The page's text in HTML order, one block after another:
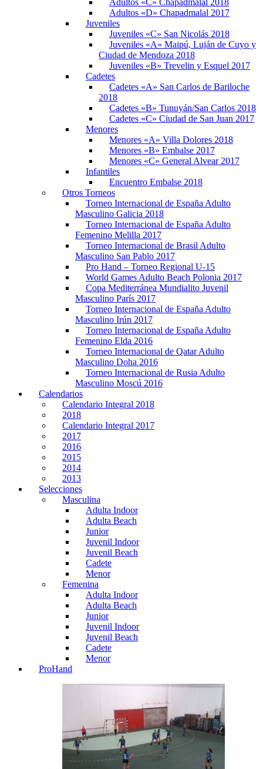
Adultos «D» Chapadmalal 2017
Juveniles
Juveniles «C» San Nicolás 2018
Juveniles «A» Maipú, Luján de Cuyo y
Ciudad de Mendoza 2018
Juveniles «B» Trevelin y Esquel 2017
Cadetes
Cadetes «A» San Carlos de Bariloche
2018
Cadetes «B» Tunuyán/San Carlos 2018
Cadetes «C» Ciudad de San Juan 2017
Menores
Menores «A» Villa Dolores 2018
Menores «B» Embalse 2017
Menores «C» General Alvear 2017
Infantiles
Encuentro Embalse 2018
Otros Torneos
Torneo Internacional de España Adulto
Masculino Galicia 2018
Torneo Internacional de España Adulto
Femenino Melilla 2017
Torneo Internacional de Brasil Adulto
Masculino San Pablo 2017
Pro Hand – Torneo Regional U-15
World Games Adulto Beach Polonia 2017
Copa Mediterránea Mundialito Juvenil
Masculino París 2017
Torneo Internacional de España Adulto
Masculino Irún 2017
Torneo Internacional de España Adulto
Femenino Elda 2016
Torneo Internacional de Qatar Adulto
Masculino Doha 2016
Torneo Internacional de Rusia Adulto
Masculino Moscú 2016
Calendarios
Calendario Integral 2018
2018
Calendario Integral 2017
2017
2016
2015
2014
2013
Selecciones
Masculina
Adulta Indoor
Adulta Beach
Junior
Juvenil Indoor
Juvenil Beach
Cadete
Menor
Femenina
Adulta Indoor
Adulta Beach
Junior
Juvenil Indoor
Juvenil Beach
Cadete
Menor
ProHand